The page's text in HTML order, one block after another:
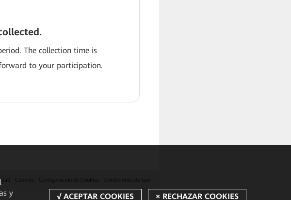
The collection time is
to your participation.
Cookies Configuración de Cookies Condiciones de uso
y